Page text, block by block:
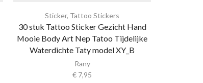
Sticker, Tattoo Stickers
30 stuk Tattoo Sticker Gezicht Hand
Mooie Body Art Nep Tatoo Tijdelijke
Waterdichte Taty model XY_B
Rany
€ 7,95